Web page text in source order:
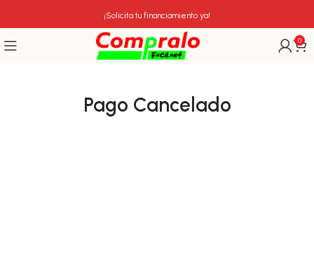
¡Solicita tu financiamiento ya!
0
Pago Cancelado